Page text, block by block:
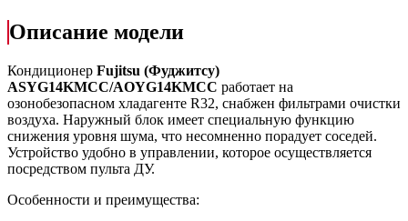
Описание модели
Кондиционер Fujitsu (Фуджитсу)
ASYG14KMCC/AOYG14KMCC работает на
озонобезопасном хладагенте R32, снабжен фильтрами очистки
воздуха. Наружный блок имеет специальную функцию
снижения уровня шума, что несомненно порадует соседей.
Устройство удобно в управлении, которое осуществляется
посредством пульта ДУ.
Особенности и преимущества: